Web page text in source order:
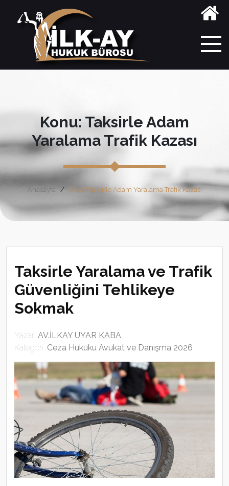
Konu: Taksirle Adam
Yaralama Trafik Kazası
Anasayfa Etiket: Taksirle Adam Yaralama Trafik Kazası
Taksirle Yaralama ve Trafik
Güvenliğini Tehlikeye
Sokmak
Yazar: AV.İLKAY UYAR KABA
Kategori: Ceza Hukuku Avukat ve Danışma 2026